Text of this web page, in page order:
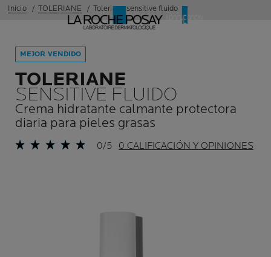
Inicio TOLERIANE Toleriane sensitive fluido
MEJOR VENDIDO
TOLERIANE
SENSITIVE FLUIDO
Crema hidratante calmante protectora
diaria para pieles grasas
0/5 0 CALIFICACIÓN Y OPINIONES